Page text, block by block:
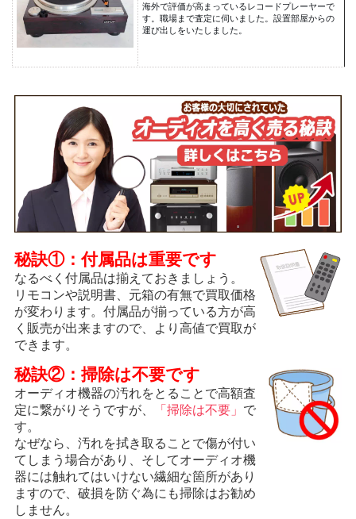
海外で評価が高まっているレコードプレーヤーで
す。職場まで査定に伺いました。設置部屋からの
運び出しをいたしました。
秘訣①：付属品は重要です
なるべく付属品は揃えておきましょう。
リモコンや説明書、元箱の有無で買取価格
が変わります。付属品が揃っている方が高
く販売が出来ますので、より高値で買取が
できます。
秘訣②：掃除は不要です
オーディオ機器の汚れをとることで高額査
定に繋がりそうですが、
「掃除は不要」 で
す。
なぜなら、汚れを拭き取ることで傷が付い
てしまう場合があり、そしてオーディオ機
器には触れてはいけない繊細な箇所があり
ますので、破損を防ぐ為にも掃除はお勧め
しません。